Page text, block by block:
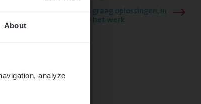
About
analyze
Thalia zoekt graag oplossingen, in
games én op het werk